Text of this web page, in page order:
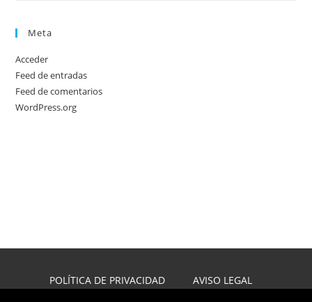
Meta
Acceder
Feed de entradas
Feed de comentarios
WordPress.org
POLÍTICA DE PRIVACIDAD
AVISO LEGAL